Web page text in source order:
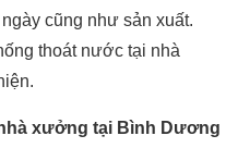
cũng như sản xuất.
thoát nước tại nhà
xưởng tại Bình Dương